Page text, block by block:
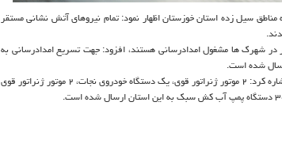
سیل زده استان خوزستان اظهار نمود: تمام نیروهای آتش نشانی مستقر
مسئولان محلی با حضور در شهرك ها مشغول امدادرسانی هستند، افزود: جهت تسریع امدادرسانی به
سخنگوی سازمان آتش نشانی شهرداری تهران با اشاره به سایر تجهیزات ارسال شده به استان خوزستان، اشاره كرد: ۲ موتور ژنراتور قوی، یك دستگاه خودروی نجات، ۲ موتور ژنراتور قوی